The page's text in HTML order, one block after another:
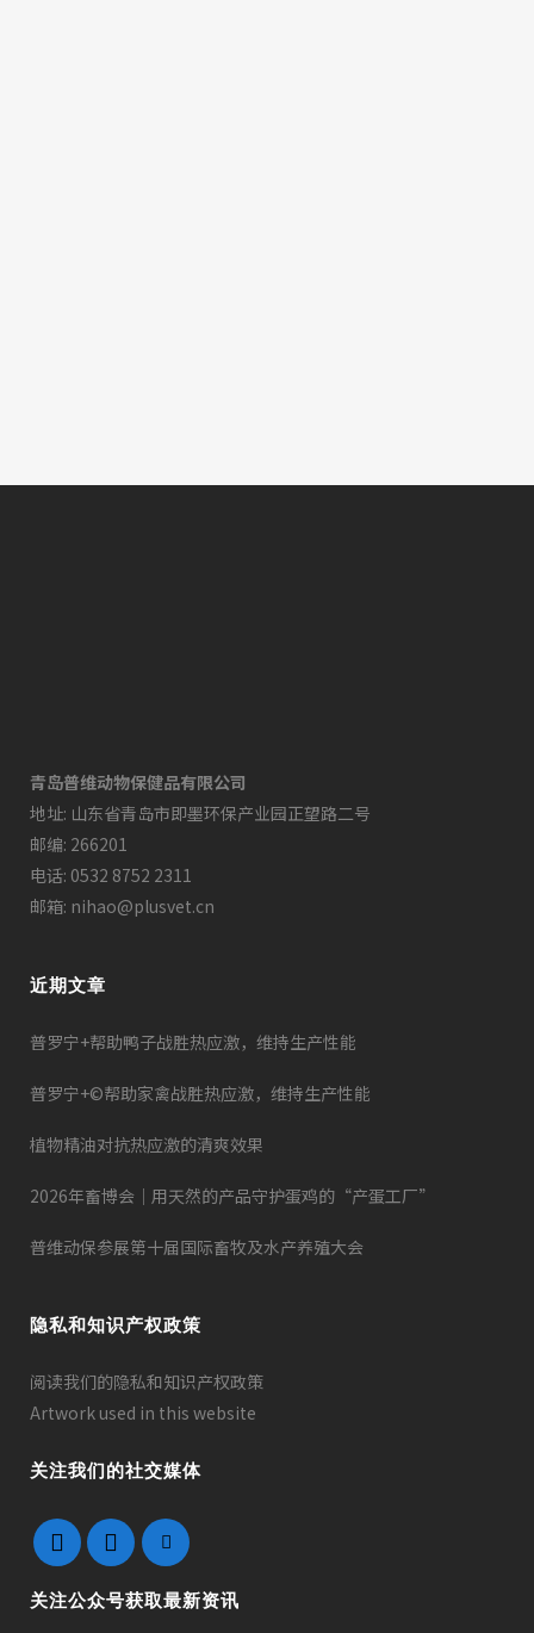
青岛普维动物保健品有限公司
地址: 山东省青岛市即墨环保产业园正望路二号
邮编: 266201
电话: 0532 8752 2311
邮箱: nihao@plusvet.cn
近期文章
普罗宁+帮助鸭子战胜热应激，维持生产性能
普罗宁+©帮助家禽战胜热应激，维持生产性能
植物精油对抗热应激的清爽效果
2026年畜博会｜用天然的产品守护蛋鸡的“产蛋工厂”
普维动保参展第十届国际畜牧及水产养殖大会
隐私和知识产权政策
阅读我们的隐私和知识产权政策
Artwork used in this website
关注我们的社交媒体
关注公众号获取最新资讯